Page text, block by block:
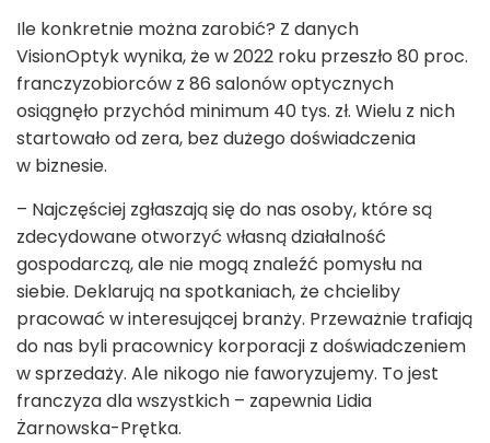
Ile konkretnie można zarobić? Z danych
VisionOptyk wynika, że w 2022 roku przeszło 80 proc.
franczyzobiorców z 86 salonów optycznych
osiągnęło przychód minimum 40 tys. zł. Wielu z nich
startowało od zera, bez dużego doświadczenia
w biznesie.
– Najczęściej zgłaszają się do nas osoby, które są
zdecydowane otworzyć własną działalność
gospodarczą, ale nie mogą znaleźć pomysłu na
siebie. Deklarują na spotkaniach, że chcieliby
pracować w interesującej branży. Przeważnie trafiają
do nas byli pracownicy korporacji z doświadczeniem
w sprzedaży. Ale nikogo nie faworyzujemy. To jest
franczyza dla wszystkich – zapewnia Lidia
Żarnowska-Prętka.